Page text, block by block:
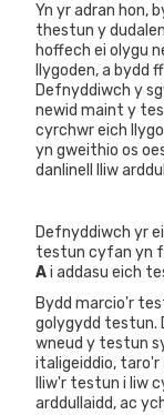
Yn yr adran hon,
thestun y
hoffech ei olygu
llygoden, a bydd
Defnyddiwch y
newid maint y
cyrchwr eich
yn gweithio os
danlinell lliw
Defnyddiwch yr
testun cyfan yn
Ai addasu eich
Bydd marcio'r
golygydd testun.
wneud y testun
italigeiddio, taro'r
lliw'r testun i liw
arddullaidd, ac